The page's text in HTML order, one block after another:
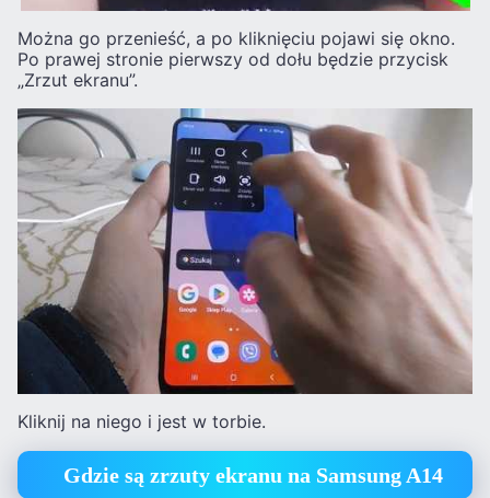
Można go przenieść, a po kliknięciu pojawi się okno.
Po prawej stronie pierwszy od dołu będzie przycisk
„Zrzut ekranu”.
Kliknij na niego i jest w torbie.
Gdzie są zrzuty ekranu na Samsung A14